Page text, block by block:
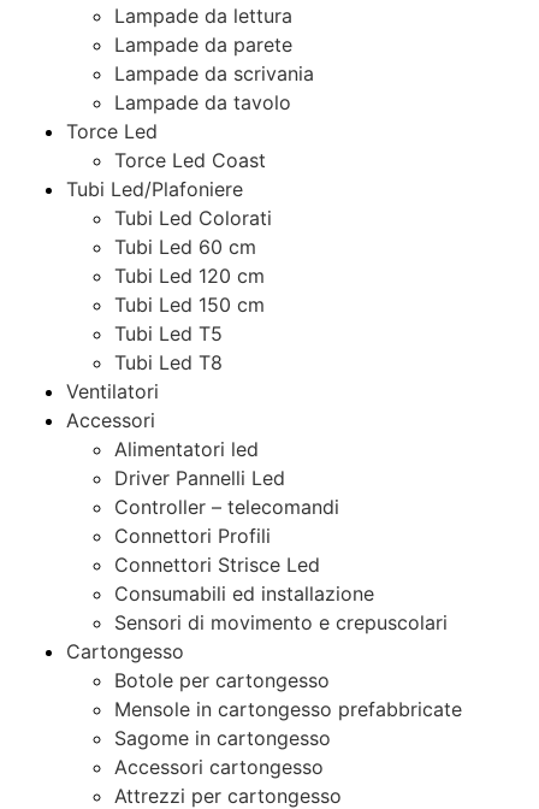
Lampade da lettura
Lampade da parete
Lampade da scrivania
Lampade da tavolo
Torce Led
Torce Led Coast
Tubi Led/Plafoniere
Tubi Led Colorati
Tubi Led 60 cm
Tubi Led 120 cm
Tubi Led 150 cm
Tubi Led T5
Tubi Led T8
Ventilatori
Accessori
Alimentatori led
Driver Pannelli Led
Controller – telecomandi
Connettori Profili
Connettori Strisce Led
Consumabili ed installazione
Sensori di movimento e crepuscolari
Cartongesso
Botole per cartongesso
Mensole in cartongesso prefabbricate
Sagome in cartongesso
Accessori cartongesso
Attrezzi per cartongesso